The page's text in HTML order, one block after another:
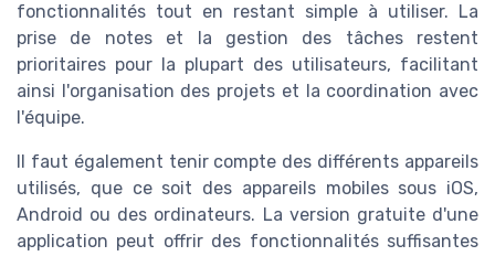
fonctionnalités tout en restant simple à utiliser. La
prise de notes et la gestion des tâches restent
prioritaires pour la plupart des utilisateurs, facilitant
ainsi l'organisation des projets et la coordination avec
l'équipe.
Il faut également tenir compte des différents appareils
utilisés, que ce soit des appareils mobiles sous iOS,
Android ou des ordinateurs. La version gratuite d'une
application peut offrir des fonctionnalités suffisantes